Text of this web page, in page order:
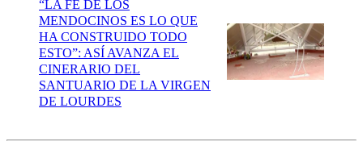
“LA FE DE LOS
MENDOCINOS ES LO QUE
HA CONSTRUIDO TODO
ESTO”: ASÍ AVANZA EL
CINERARIO DEL
SANTUARIO DE LA VIRGEN
DE LOURDES